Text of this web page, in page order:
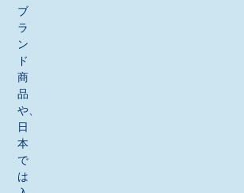
ブ
ラ
ン
ド
商
品
や、
日
本
で
は